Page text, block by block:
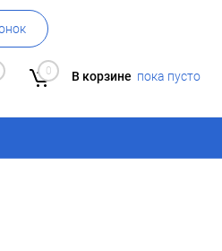
0 В корзине пока пусто